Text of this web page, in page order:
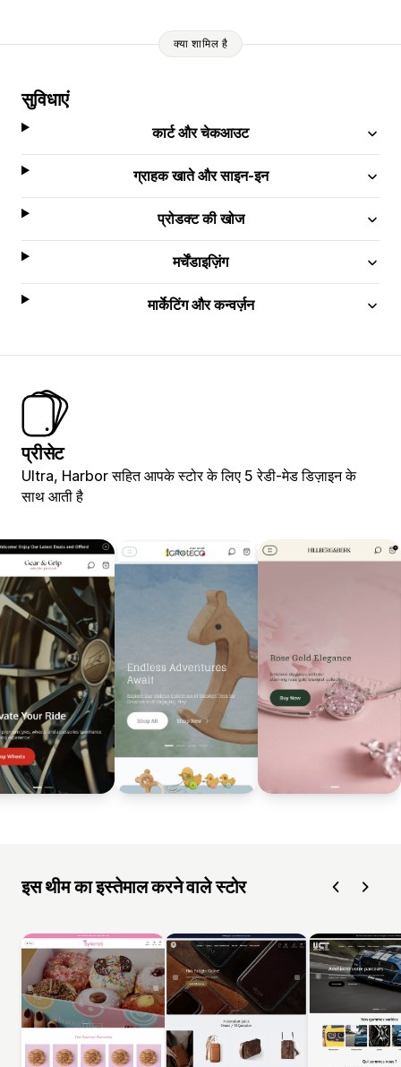
क्या शामिल है
सुविधाएं
कार्ट और चेकआउट
ग्राहक खाते और साइन-इन
प्रोडक्ट की खोज
मर्चेंडाइज़िंग
मार्केटिंग और कन्वर्ज़न
प्रीसेट
Ultra, Harbor सहित आपके स्टोर के लिए 5 रेडी-मेड डिज़ाइन के
साथ आती है
इस थीम का इस्तेमाल करने वाले स्टोर